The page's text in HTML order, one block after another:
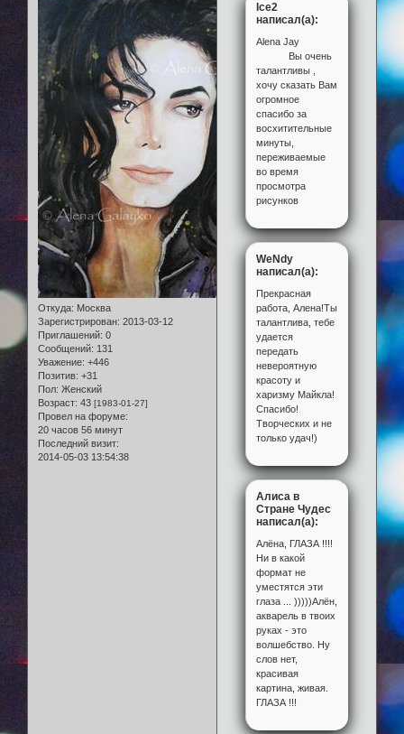
Откуда: Москва
Зарегистрирован: 2013-03-12
Приглашений: 0
Сообщений: 131
Уважение: +446
Позитив: +31
Пол: Женский
Возраст: 43 [1983-01-27]
Провел на форуме:
20 часов 56 минут
Последний визит:
2014-05-03 13:54:38
Ice2
написал(а):
Alena Jay
Вы очень
талантливы ,
хочу сказать Вам
огромное
спасибо за
восхитительные
минуты,
переживаемые
во время
просмотра
рисунков
WeNdy
написал(а):
Прекрасная
работа, Алена!Ты
талантлива, тебе
удается
передать
невероятную
красоту и
харизму Майкла!
Спасибо!
Творческих и не
только удач!)
Алиса в
Стране Чудес
написал(а):
Алёна, ГЛАЗА !!!!
Ни в какой
формат не
уместятся эти
глаза ... )))))Алён,
акварель в твоих
руках - это
волшебство. Ну
слов нет,
красивая
картина, живая.
ГЛАЗА !!!